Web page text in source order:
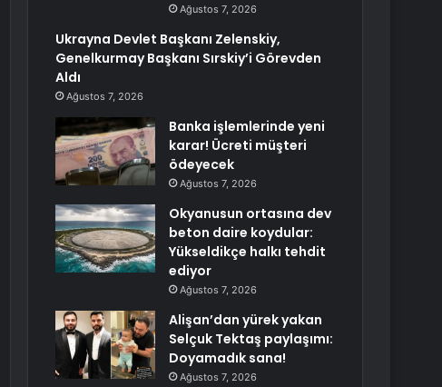
Ağustos 7, 2026
Ukrayna Devlet Başkanı Zelenskiy,
Genelkurmay Başkanı Sırskiy’i Görevden
Aldı
Ağustos 7, 2026
Banka işlemlerinde yeni
karar! Ücreti müşteri
ödeyecek
Ağustos 7, 2026
Okyanusun ortasına dev
beton daire koydular:
Yükseldikçe halkı tehdit
ediyor
Ağustos 7, 2026
Alişan’dan yürek yakan
Selçuk Tektaş paylaşımı:
Doyamadık sana!
Ağustos 7, 2026